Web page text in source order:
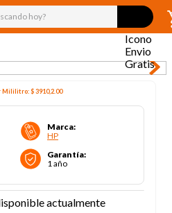
hoy?
Mililitro:$ 3910,2.00
Marca:
HP
Garantía:
1 año
actualmente